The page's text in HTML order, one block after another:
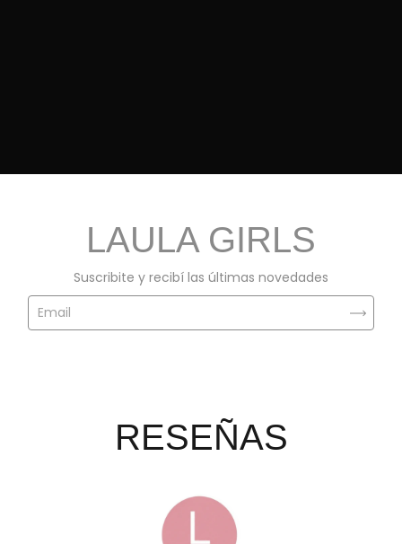
LAULA GIRLS
Suscribite y recibí las últimas novedades
RESEÑAS